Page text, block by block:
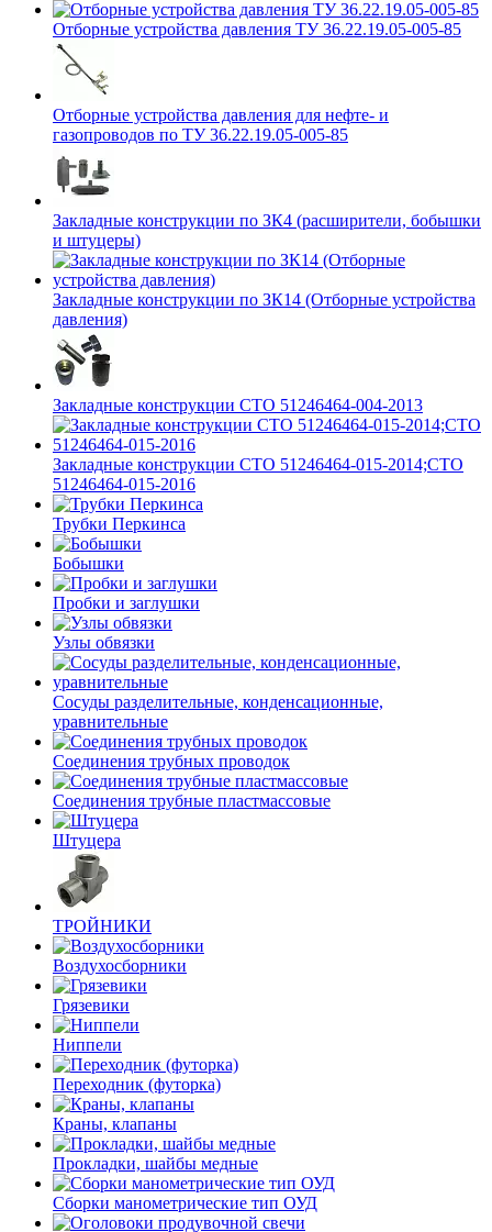
Отборные устройства давления ТУ 36.22.19.05-005-85
Отборные устройства давления для нефте- и
газопроводов по ТУ 36.22.19.05-005-85
Закладные конструкции по ЗК4 (расширители, бобышки
и штуцеры)
Закладные конструкции по ЗК14 (Отборные устройства
давления)
Закладные конструкции СТО 51246464-004-2013
Закладные конструкции СТО 51246464-015-2014;СТО
51246464-015-2016
Трубки Перкинса
Бобышки
Пробки и заглушки
Узлы обвязки
Сосуды разделительные, конденсационные,
уравнительные
Соединения трубных проводок
Соединения трубные пластмассовые
Штуцера
ТРОЙНИКИ
Воздухосборники
Грязевики
Ниппели
Переходник (футорка)
Краны, клапаны
Прокладки, шайбы медные
Сборки манометрические тип ОУД